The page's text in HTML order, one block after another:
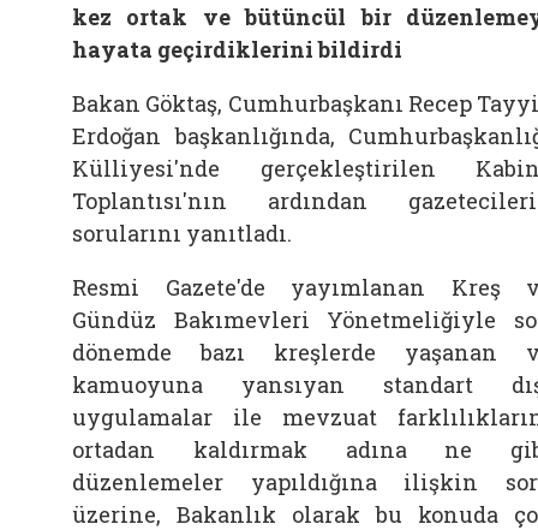
kez ortak ve bütüncül bir
hayata geçirdiklerini bildirdi
Bakan Göktaş, Cumhurbaşkanı Recep
Erdoğan başkanlığında,
Külliyesi'nde gerçekleştirilen
Toplantısı'nın ardından
sorularını yanıtladı.
Resmi Gazete'de yayımlanan Kreş
Gündüz Bakımevleri Yönetmeliğiyle
dönemde bazı kreşlerde yaşanan
kamuoyuna yansıyan standart
uygulamalar ile mevzuat
ortadan kaldırmak adına ne
düzenlemeler yapıldığına ilişkin
üzerine, Bakanlık olarak bu konuda